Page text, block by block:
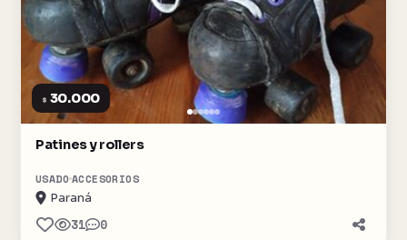
$ 30.000
Patines y rollers
USADO ACCESORIOS
Paraná
31 0